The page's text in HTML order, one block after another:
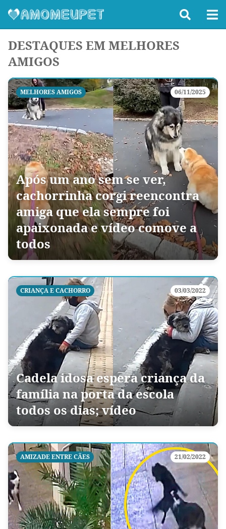
DESTAQUES EM MELHORES
AMIGOS
MELHORES AMIGOS 06/11/2025
Após um ano sem se ver,
cachorrinha corgi reencontra
amiga que ela sempre foi
apaixonada e vídeo comove a
todos
CRIANÇA E CACHORRO 03/03/2022
Cadela idosa espera criança da
família na porta da escola
todos os dias; vídeo
AMIZADE ENTRE CÃES 21/02/2022